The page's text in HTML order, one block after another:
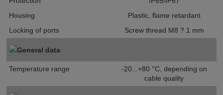
Housing
Plastic, flame retardant
Locking of ports
Screw thread M8 ? 1 mm
General data
Temperature range
-20...+80 °C, depending on
cable quality